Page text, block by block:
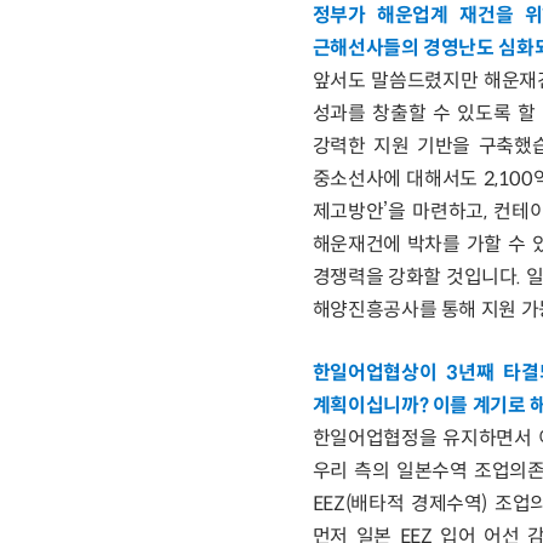
정부가 해운업계 재건을
근해선사들의 경영난도 심화
앞서도 말씀드렸지만 해운
성과를 창출할 수 있도록 할
강력한 지원 기반을 구축했
중소선사에 대해서도 2,100
제고방안’을 마련하고, 컨
해운재건에 박차를 가할 수
경쟁력을 강화할 것입니다.
해양진흥공사를 통해 지원
한일어업협상이 3년째 타
계획이십니까? 이를 계기로
한일어업협정을 유지하면
우리 측의 일본수역 조업의
EEZ(배타적 경제수역) 조
먼저 일본 EEZ 입어 어선